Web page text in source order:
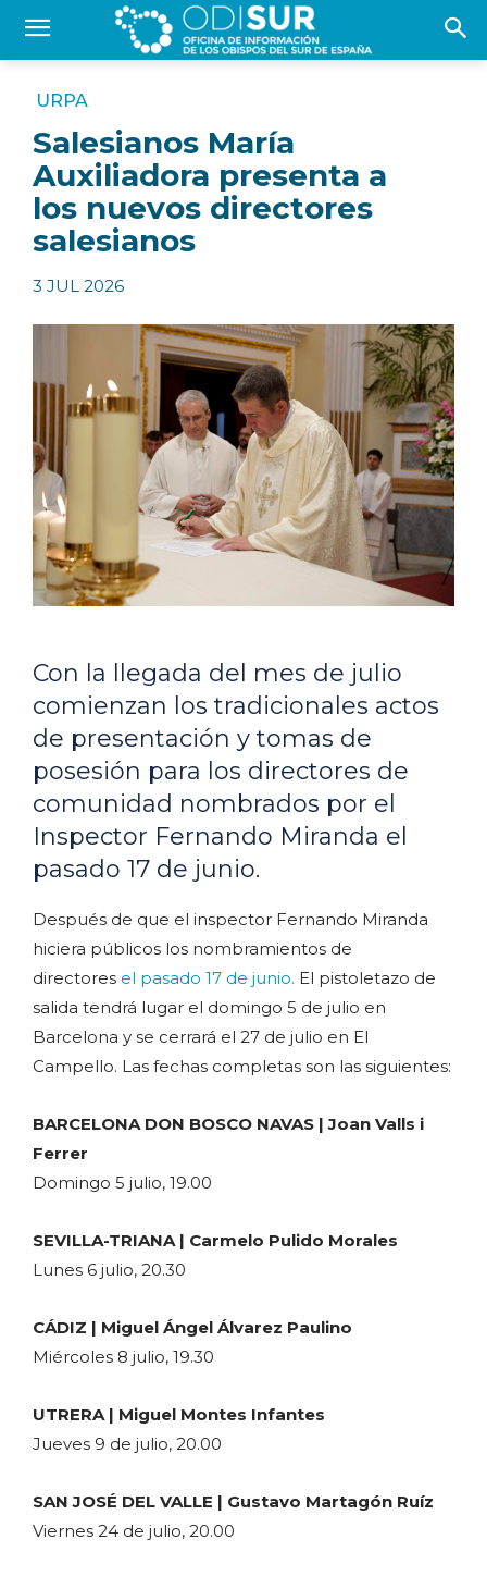
URPA
Salesianos María
Auxiliadora presenta a
los nuevos directores
salesianos
3 JUL 2026
Con la llegada del mes de julio
comienzan los tradicionales actos
de presentación y tomas de
posesión para los directores de
comunidad nombrados por el
Inspector Fernando Miranda el
pasado 17 de junio.
Después de que el inspector Fernando Miranda
hiciera públicos los nombramientos de
directores el pasado 17 de junio. El pistoletazo de
salida tendrá lugar el domingo 5 de julio en
Barcelona y se cerrará el 27 de julio en El
Campello. Las fechas completas son las siguientes:
BARCELONA DON BOSCO NAVAS | Joan Valls i
Ferrer
Domingo 5 julio, 19.00
SEVILLA-TRIANA | Carmelo Pulido Morales
Lunes 6 julio, 20.30
CÁDIZ | Miguel Ángel Álvarez Paulino
Miércoles 8 julio, 19.30
UTRERA | Miguel Montes Infantes
Jueves 9 de julio, 20.00
SAN JOSÉ DEL VALLE | Gustavo Martagón Ruíz
Viernes 24 de julio, 20.00